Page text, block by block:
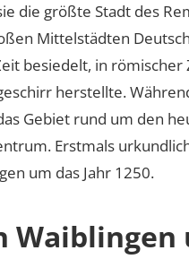
die größte Stadt des
Mittelstädten
besiedelt, in römischer
herstellte.
Gebiet rund um den
Erstmals
um das Jahr 1250.
Waiblingen